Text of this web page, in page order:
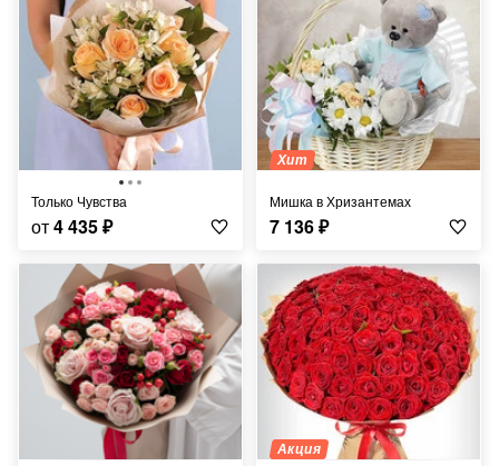
Только Чувства
от4 435₽
Хит
Мишка в Хризантемах
7 136₽
Акция